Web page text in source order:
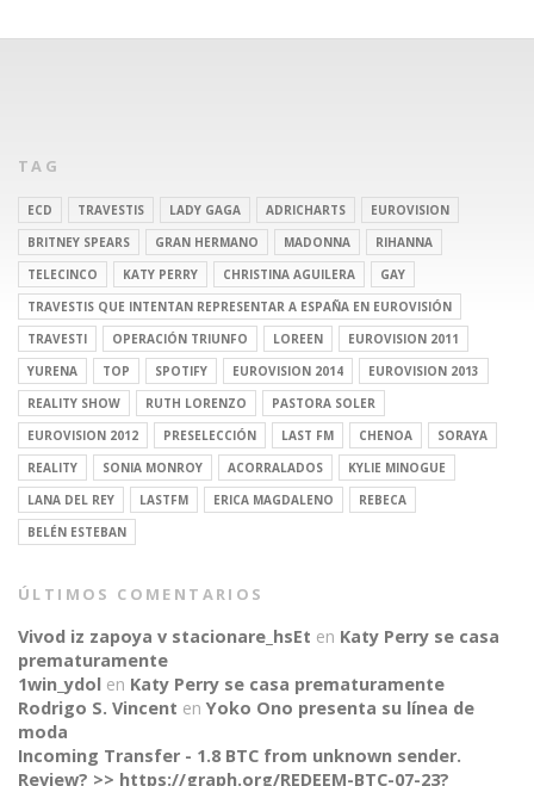
TAG
ECD TRAVESTIS LADY GAGA ADRICHARTS
EUROVISION
BRITNEY SPEARS
GRAN HERMANO MADONNA
RIHANNA
TELECINCO
KATY PERRY CHRISTINA AGUILERA
GAY
TRAVESTIS QUE INTENTAN REPRESENTAR A ESPAÑA EN EUROVISIÓN
TRAVESTI
OPERACIÓN TRIUNFO LOREEN
EUROVISION 2011
YURENA
TOP SPOTIFY EUROVISION 2014
EUROVISION 2013
REALITY SHOW
RUTH LORENZO
PASTORA SOLER
EUROVISION 2012
PRESELECCIÓN LAST FM CHENOA
SORAYA
REALITY
SONIA MONROY ACORRALADOS
KYLIE MINOGUE
LANA DEL REY
LASTFM ERICA MAGDALENO
REBECA
BELÉN ESTEBAN
ÚLTIMOS COMENTARIOS
Vivod iz zapoya v stacionare_hsEt en Katy Perry se casa
prematuramente
1win_ydol en Katy Perry se casa prematuramente
Rodrigo S. Vincent en Yoko Ono presenta su línea de
moda
Incoming Transfer - 1.8 BTC from unknown sender.
Review? >> https://graph.org/REDEEM-BTC-07-23?